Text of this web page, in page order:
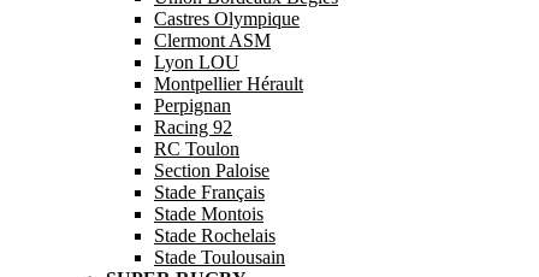
Castres Olympique
Clermont ASM
Lyon LOU
Montpellier Hérault
Perpignan
Racing 92
RC Toulon
Section Paloise
Stade Français
Stade Montois
Stade Rochelais
Stade Toulousain